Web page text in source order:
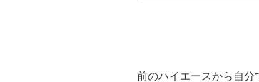
前のハイエースから自